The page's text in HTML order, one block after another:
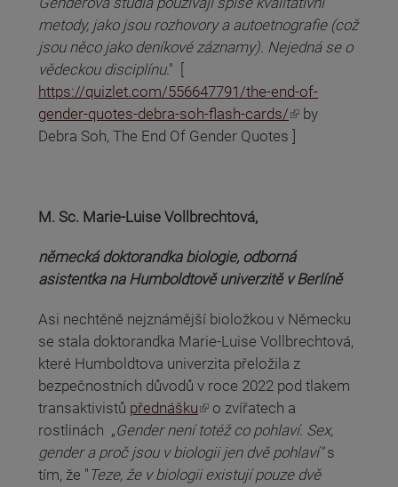
metody, jako jsou rozhovory a autoetnografie (což
jsou něco jako deníkové záznamy). Nejedná se o
vědeckou disciplínu." [
https://quizlet.com/556647791/the-end-of-
gender-quotes-debra-soh-flash-cards/
(odkaz je externí)
by
Debra Soh, The End Of Gender Quotes ]
M. Sc. Marie-Luise Vollbrechtová,
německá doktorandka biologie, odborná
asistentka na Humboldtově univerzitě v Berlíně
Asi nechtěně nejznámější bioložkou v Německu
se stala doktorandka Marie-Luise Vollbrechtová,
které Humboldtova univerzita přeložila z
bezpečnostních důvodů v roce 2022 pod tlakem
transaktivistů přednášku
(odkaz je externí)
o zvířatech a
rostlinách „Gender není totéž co pohlaví. Sex,
gender a proč jsou v biologii jen dvě pohlaví"s
tím, že " Teze, že v biologii existují pouze dvě